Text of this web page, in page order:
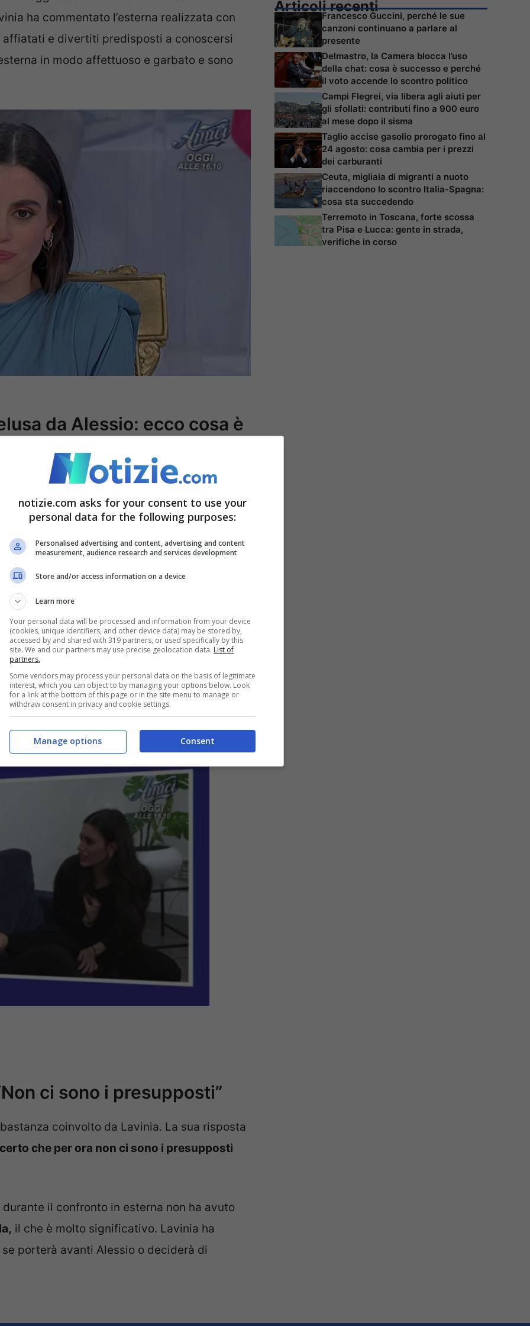
ha commentato l’esterna realizzata con
e divertiti predisposti a conoscersi
in modo affettuoso e garbato e sono
da Alessio: ecco cosa è
a faccia con l’altro Alessio. I due non sono
convocato per avere dei chiarimenti. Il
ha rivelato alla tronista di non essere
rinunce. Lavina ha infatti contestato a
cambiare la sua vita solo perchè è lei a
cosa risponderebbero aLavinia
avrebbe nessun problema a dire di si, è
il suo interesse è sincero e reale.
per ora non ci sono i presupposti per una
ci sono i presupposti”
coinvolto da Lavinia. La sua risposta
che per ora non ci sono i presupposti
il confronto in esterna non ha avuto
il che è molto significativo. Lavinia ha
porterà avanti Alessio o deciderà di
Articoli recenti
Francesco Guccini, perché le sue
canzoni continuano a parlare al
presente
Delmastro, la Camera blocca l’uso
della chat: cosa è successo e perché
il voto accende lo scontro politico
Campi Flegrei, via libera agli aiuti per
gli sfollati: contributi fino a 900 euro
al mese dopo il sisma
Taglio accise gasolio prorogato fino al
24 agosto: cosa cambia per i prezzi
dei carburanti
Ceuta, migliaia di migranti a nuoto
riaccendono lo scontro Italia-Spagna:
cosa sta succedendo
Terremoto in Toscana, forte scossa
tra Pisa e Lucca: gente in strada,
verifiche in corso
notizie.com asks for your consent to use your
personal data for the following purposes:
Personalised advertising and content, advertising and content
measurement, audience research and services development
Store and/or access information on a device
Learn more
Your personal data will be processed and information from your device
(cookies, unique identifiers, and other device data) may be stored by,
accessed by and shared with 319 partners, or used specifically by this
site. We and our partners may use precise geolocation data. List of
partners.
Some vendors may process your personal data on the basis of legitimate
interest, which you can object to by managing your options below. Look
for a link at the bottom of this page or in the site menu to manage or
withdraw consent in privacy and cookie settings.
Consent
Manage options